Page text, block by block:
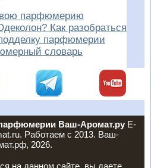
парфюмерию
Как разобраться
парфюмерии
словарь
Ваш-Аромат.руE-
Работаем с 2013. Ваш-
2026.
на данном сайте, вы даете